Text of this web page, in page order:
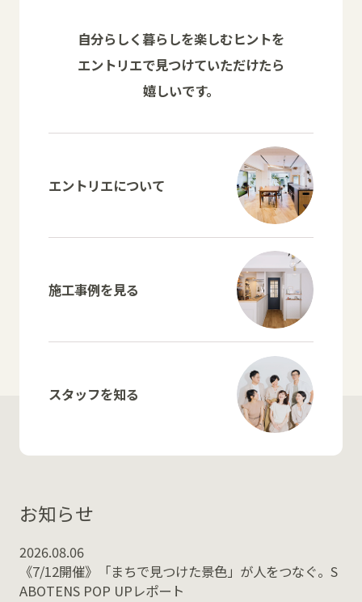
自分らしく暮らしを楽しむヒントを
エントリエで見つけていただけたら
嬉しいです。
エントリエについて
施工事例を見る
スタッフを知る
お知らせ
2026.08.06
《7/12開催》「まちで見つけた景色」が人をつなぐ。S
ABOTENS POP UPレポート